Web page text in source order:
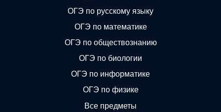
ОГЭ по русскому языку
ОГЭ по математике
ОГЭ по обществознанию
ОГЭ по биологии
ОГЭ по информатике
ОГЭ по физике
Все предметы